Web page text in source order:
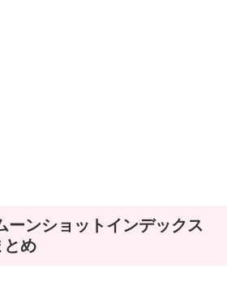
ーンショットインデックス
とめ